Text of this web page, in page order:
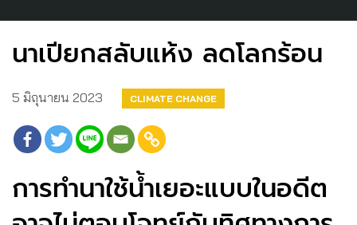
นาเปียกสลับแห้ง ลดโลกร้อน
5 มิถุนายน 2023 CLIMATE CHANGE
การทำนาใช้น้ำเยอะแบบในอดีต